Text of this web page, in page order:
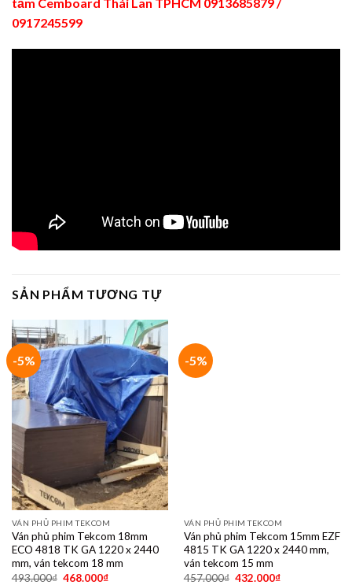
0917245599
SẢN PHẨM TƯƠNG TỰ
-5%
VÁN PHỦ PHIM TEKCOM
Ván phủ phim Tekcom 18mm
ECO 4818 TK GA 1220 x 2440
mm, ván tekcom 18 mm
493.000₫ 468.000₫
-5%
VÁN PHỦ PHIM TEKCOM
Ván phủ phim Tekcom 15mm EZF
4815 TK GA 1220 x 2440 mm,
ván tekcom 15 mm
457.000₫ 432.000₫